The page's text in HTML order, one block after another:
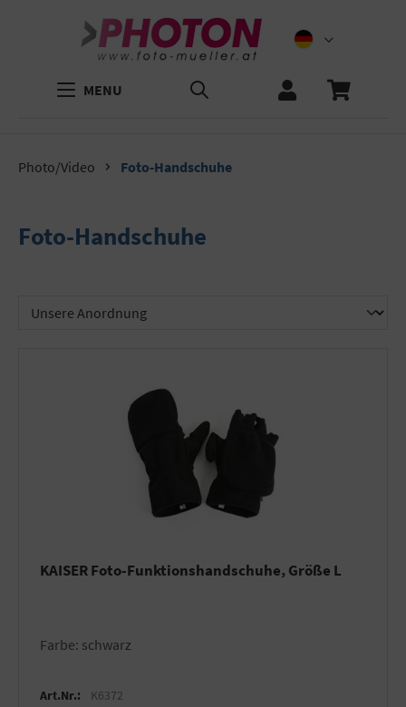
MENU
Photo/Video Foto-Handschuhe
Foto-Handschuhe
KAISER Foto-Funktionshandschuhe, Größe L
Farbe: schwarz
Art.Nr.: K6372